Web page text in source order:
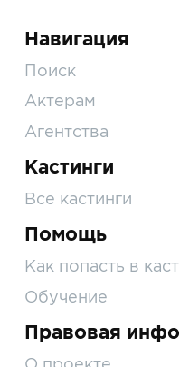
Навигация
Поиск
Актерам
Агентства
Кастинги
Все кастинги
Помощь
Как попасть в
Обучение
Правовая